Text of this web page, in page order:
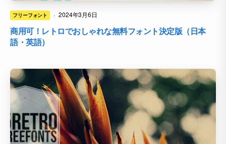
フリーフォント · 2024年3月6日
商用可！レトロでおしゃれな無料フォント決定版（日本
語・英語）